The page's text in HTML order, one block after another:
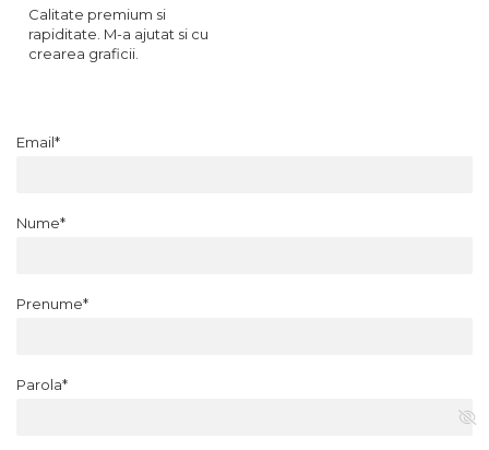
Calitate premium si
rapiditate. M-a ajutat si cu
crearea graficii.
Email*
Nume*
Prenume*
Parola*